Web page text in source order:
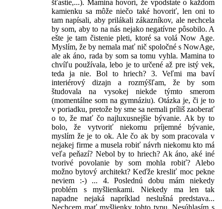
šťastie,...). Mamina hovorí, že vpodstate o každom
kamienku sa môže niečo také hovoriť, len oni to
tam napísali, aby prilákali zákazníkov, ale nechcela
by som, aby to na nás nejako negatívne pôsobilo. A
ešte je tam čistenie pleti, ktoré sa volá Now Age.
Myslím, že by nemala mať nič spoločné s NowAge,
ale ak áno, rada by som sa tomu vyhla. Mamina to
chvíľu používala, lebo je to určené až pre istý vek,
teda ja nie. Bol to hriech? 3. Veľmi ma baví
interiérový dizajn a rozmýšľam, že by som
študovala na vysokej niekde týmto smerom
(momentálne som na gymnáziu). Otázka je, či je to
v poriadku, pretože by sme sa nemali príliš zaoberať
o to, že mať čo najluxusnejšie bývanie. Ak by to
bolo, že vytvoriť niekomu príjemné bývanie,
myslím že je to ok. Ale čo ak by som pracovala v
nejakej firme a musela robiť návrh niekomu kto má
veľa peňazí? Nebol by to hriech? Ak áno, aké iné
tvorivé povolanie by som mohla robiť? Alebo
možno bytový architekt? Keďže kresliť moc pekne
neviem :-) ... 4. Poslednú dobu mám niekedy
problém s myšlienkami. Niekedy ma len tak
napadne nejaká napríklad neslušná predstava...
Nechcem mať myšlienky tohto typu. Nesúhlasím s